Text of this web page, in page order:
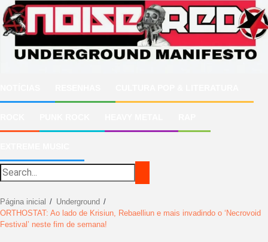
para
o
conteúdo
Página inicial
Underground
ORTHOSTAT: Ao lado de Krisiun, Rebaelliun e mais invadindo o ‘Necrovoid
Festival’ neste fim de semana!